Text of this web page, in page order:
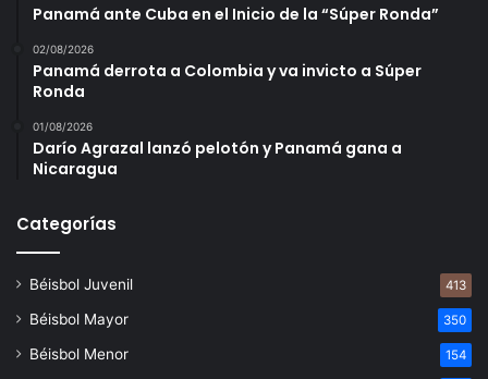
Panamá ante Cuba en el Inicio de la “Súper Ronda”
02/08/2026
Panamá derrota a Colombia y va invicto a Súper
Ronda
01/08/2026
Darío Agrazal lanzó pelotón y Panamá gana a
Nicaragua
Categorías
Béisbol Juvenil 413
Béisbol Mayor 350
Béisbol Menor 154